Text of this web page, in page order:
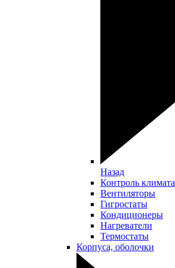
Назад
Контроль климата
Вентиляторы
Гигростаты
Кондиционеры
Нагреватели
Термостаты
Корпуса, оболочки